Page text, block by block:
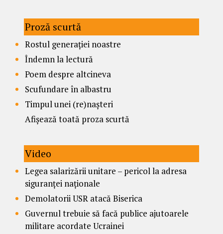
Proză scurtă
Rostul generației noastre
Îndemn la lectură
Poem despre altcineva
Scufundare în albastru
Timpul unei (re)nașteri
Afișează toată proza scurtă
Video
Legea salarizării unitare – pericol la adresa
siguranței naționale
Demolatorii USR atacă Biserica
Guvernul trebuie să facă publice ajutoarele
militare acordate Ucrainei